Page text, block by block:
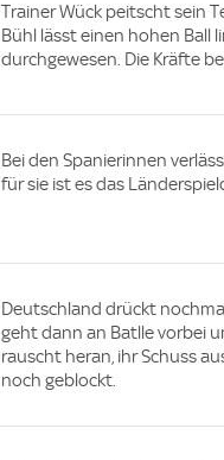
Trainer Wück peitscht sein
Bühl lässt einen hohen Ball
durchgewesen. Die Kräfte
Bei den Spanierinnen
für sie ist es das
Deutschland drückt
geht dann an Batlle vorbei
rauscht heran, ihr Schuss
noch geblockt.